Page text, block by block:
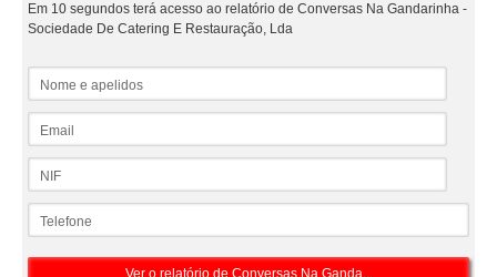
Em 10 segundos terá acesso ao relatório de Conversas Na Gandarinha -
Sociedade De Catering E Restauração, Lda